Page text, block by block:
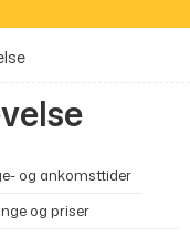
og ankomsttider
og priser